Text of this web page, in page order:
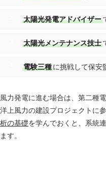
太陽光発電アドバイザー
太陽光メンテナンス技士
電験三種に挑戦して保安
風力発電に進む場合は、第二種
洋上風力の建設プロジェクトに
析の基礎を学んでおくと、系統
ます。